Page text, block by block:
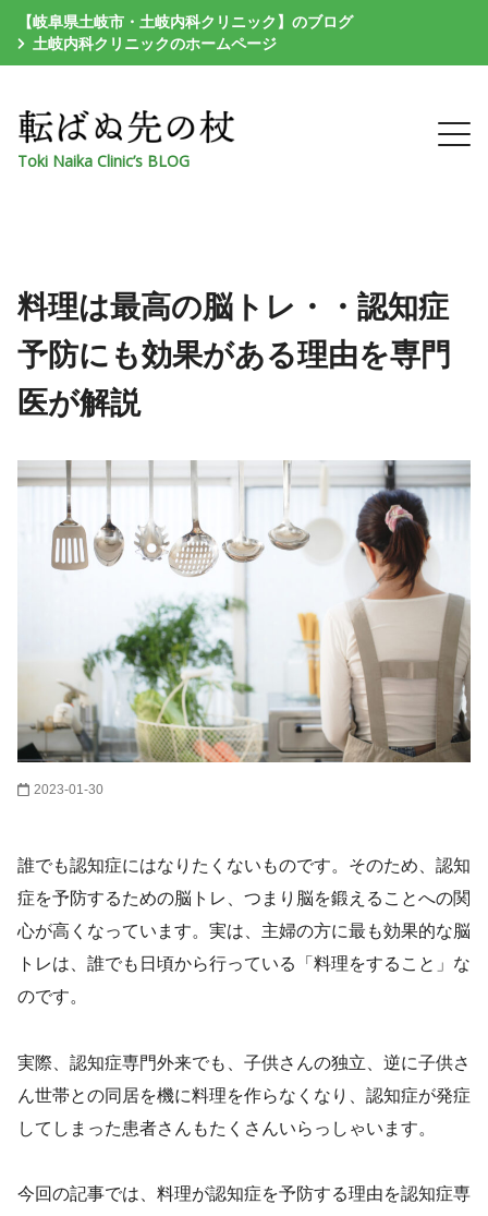
【岐阜県土岐市・土岐内科クリニック】のブログ
土岐内科クリニックのホームページ
Toki Naika Clinic’s BLOG
料理は最高の脳トレ・・認知症
予防にも効果がある理由を専門
医が解説
2023-01-30
誰でも認知症にはなりたくないものです。そのため、認知
症を予防するための脳トレ、つまり脳を鍛えることへの関
心が高くなっています。実は、主婦の方に最も効果的な脳
トレは、誰でも日頃から行っている「料理をすること」な
のです。
実際、認知症専門外来でも、子供さんの独立、逆に子供さ
ん世帯との同居を機に料理を作らなくなり、認知症が発症
してしまった患者さんもたくさんいらっしゃいます。
今回の記事では、料理が認知症を予防する理由を認知症専